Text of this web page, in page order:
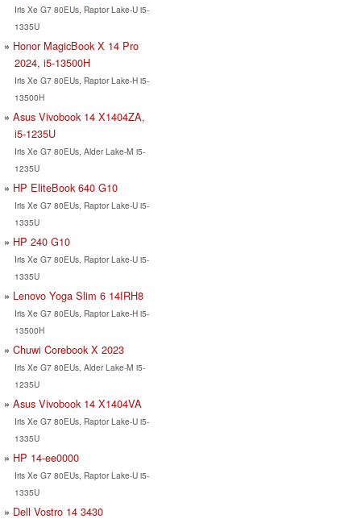
Iris Xe G7 80EUs, Raptor Lake-U i5-
1335U
Honor MagicBook X 14 Pro
2024, i5-13500H
Iris Xe G7 80EUs, Raptor Lake-H i5-
13500H
Asus Vivobook 14 X1404ZA,
i5-1235U
Iris Xe G7 80EUs, Alder Lake-M i5-
1235U
HP EliteBook 640 G10
Iris Xe G7 80EUs, Raptor Lake-U i5-
1335U
HP 240 G10
Iris Xe G7 80EUs, Raptor Lake-U i5-
1335U
Lenovo Yoga Slim 6 14IRH8
Iris Xe G7 80EUs, Raptor Lake-H i5-
13500H
Chuwi Corebook X 2023
Iris Xe G7 80EUs, Alder Lake-M i5-
1235U
Asus Vivobook 14 X1404VA
Iris Xe G7 80EUs, Raptor Lake-U i5-
1335U
HP 14-ee0000
Iris Xe G7 80EUs, Raptor Lake-U i5-
1335U
Dell Vostro 14 3430